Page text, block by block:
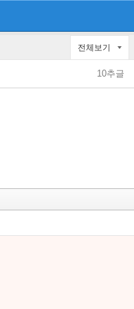
전체보기
10추글